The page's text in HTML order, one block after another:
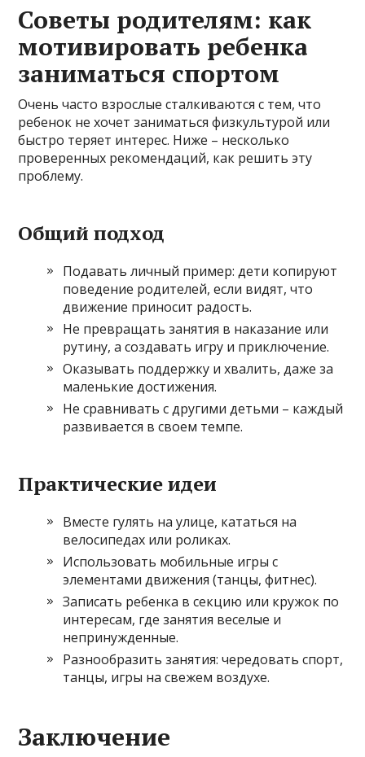
Советы родителям: как
мотивировать ребенка
заниматься спортом
Очень часто взрослые сталкиваются с тем, что
ребенок не хочет заниматься физкультурой или
быстро теряет интерес. Ниже – несколько
проверенных рекомендаций, как решить эту
проблему.
Общий подход
Подавать личный пример: дети копируют
поведение родителей, если видят, что
движение приносит радость.
Не превращать занятия в наказание или
рутину, а создавать игру и приключение.
Оказывать поддержку и хвалить, даже за
маленькие достижения.
Не сравнивать с другими детьми – каждый
развивается в своем темпе.
Практические идеи
Вместе гулять на улице, кататься на
велосипедах или роликах.
Использовать мобильные игры с
элементами движения (танцы, фитнес).
Записать ребенка в секцию или кружок по
интересам, где занятия веселые и
непринужденные.
Разнообразить занятия: чередовать спорт,
танцы, игры на свежем воздухе.
Заключение